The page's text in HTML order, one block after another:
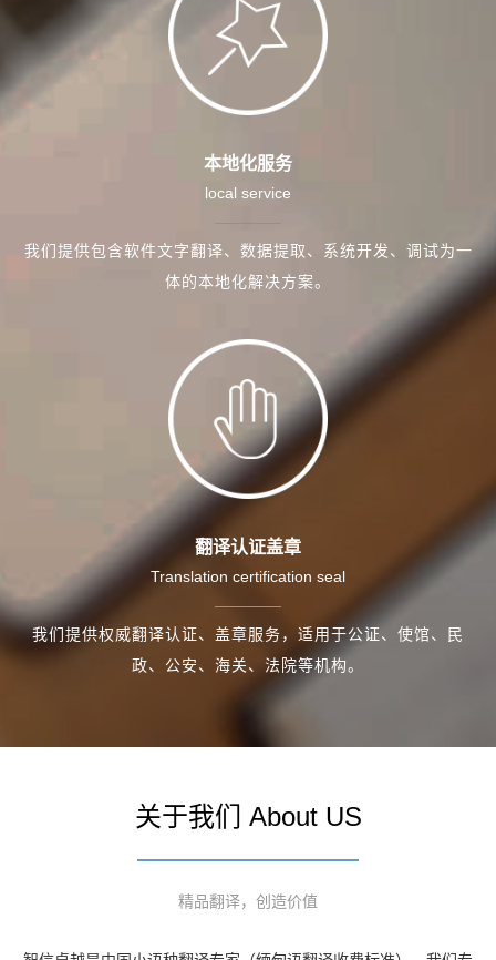
本地化服务
local service
我们提供包含软件文字翻译、数据提取、系统开发、调试为一
体的本地化解决方案。
翻译认证盖章
Translation certification seal
我们提供权威翻译认证、盖章服务，适用于公证、使馆、民
政、公安、海关、法院等机构。
关于我们 About US
精品翻译，创造价值